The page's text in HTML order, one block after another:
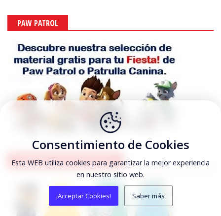
PAW PATROL
ABECEDARIOS DE PAW PATROL
Consentimiento de Cookies
Esta WEB utiliza cookies para garantizar la mejor experiencia
en nuestro sitio web.
¡Acceptar Cookies! Saber más